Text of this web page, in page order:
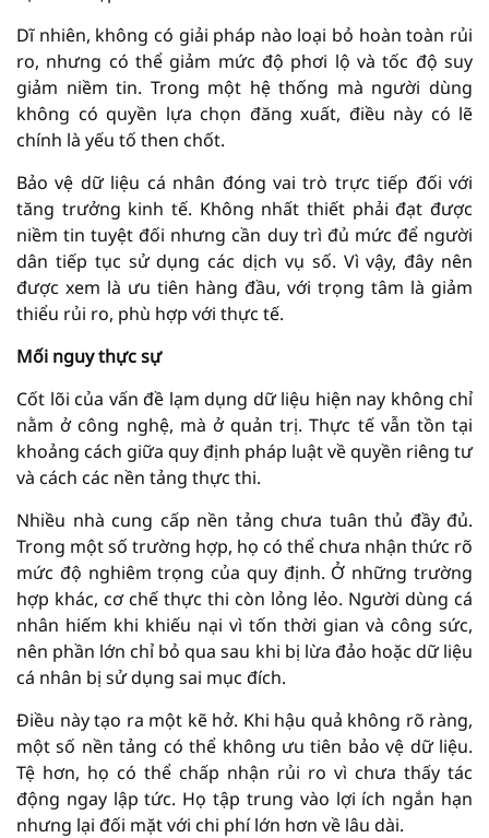
Dĩ nhiên, không có giải pháp nào loại bỏ hoàn toàn rủi
ro, nhưng có thể giảm mức độ phơi lộ và tốc độ suy
giảm niềm tin. Trong một hệ thống mà người dùng
không có quyền lựa chọn đăng xuất, điều này có lẽ
chính là yếu tố then chốt.
Bảo vệ dữ liệu cá nhân đóng vai trò trực tiếp đối với
tăng trưởng kinh tế. Không nhất thiết phải đạt được
niềm tin tuyệt đối nhưng cần duy trì đủ mức để người
dân tiếp tục sử dụng các dịch vụ số. Vì vậy, đây nên
được xem là ưu tiên hàng đầu, với trọng tâm là giảm
thiểu rủi ro, phù hợp với thực tế.
Mối nguy thực sự
Cốt lõi của vấn đề lạm dụng dữ liệu hiện nay không chỉ
nằm ở công nghệ, mà ở quản trị. Thực tế vẫn tồn tại
khoảng cách giữa quy định pháp luật về quyền riêng tư
và cách các nền tảng thực thi.
Nhiều nhà cung cấp nền tảng chưa tuân thủ đầy đủ.
Trong một số trường hợp, họ có thể chưa nhận thức rõ
mức độ nghiêm trọng của quy định. Ở những trường
hợp khác, cơ chế thực thi còn lỏng lẻo. Người dùng cá
nhân hiếm khi khiếu nại vì tốn thời gian và công sức,
nên phần lớn chỉ bỏ qua sau khi bị lừa đảo hoặc dữ liệu
cá nhân bị sử dụng sai mục đích.
Điều này tạo ra một kẽ hở. Khi hậu quả không rõ ràng,
một số nền tảng có thể không ưu tiên bảo vệ dữ liệu.
Tệ hơn, họ có thể chấp nhận rủi ro vì chưa thấy tác
động ngay lập tức. Họ tập trung vào lợi ích ngắn hạn
nhưng lại đối mặt với chi phí lớn hơn về lâu dài.